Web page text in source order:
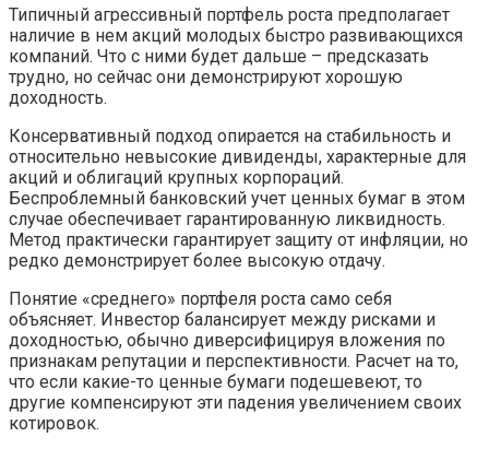
Типичный агрессивный портфель роста предполагает
наличие в нем акций молодых быстро развивающихся
компаний. Что с ними будет дальше – предсказать
трудно, но сейчас они демонстрируют хорошую
доходность.
Консервативный подход опирается на стабильность и
относительно невысокие дивиденды, характерные для
акций и облигаций крупных корпораций.
Беспроблемный банковский учет ценных бумаг в этом
случае обеспечивает гарантированную ликвидность.
Метод практически гарантирует защиту от инфляции, но
редко демонстрирует более высокую отдачу.
Понятие «среднего» портфеля роста само себя
объясняет. Инвестор балансирует между рисками и
доходностью, обычно диверсифицируя вложения по
признакам репутации и перспективности. Расчет на то,
что если какие-то ценные бумаги подешевеют, то
другие компенсируют эти падения увеличением своих
котировок.